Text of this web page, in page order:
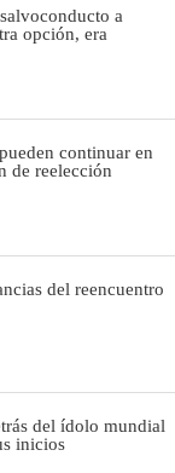
a
opción, era
continuar en
de reelección
del reencuentro
del ídolo mundial
inicios